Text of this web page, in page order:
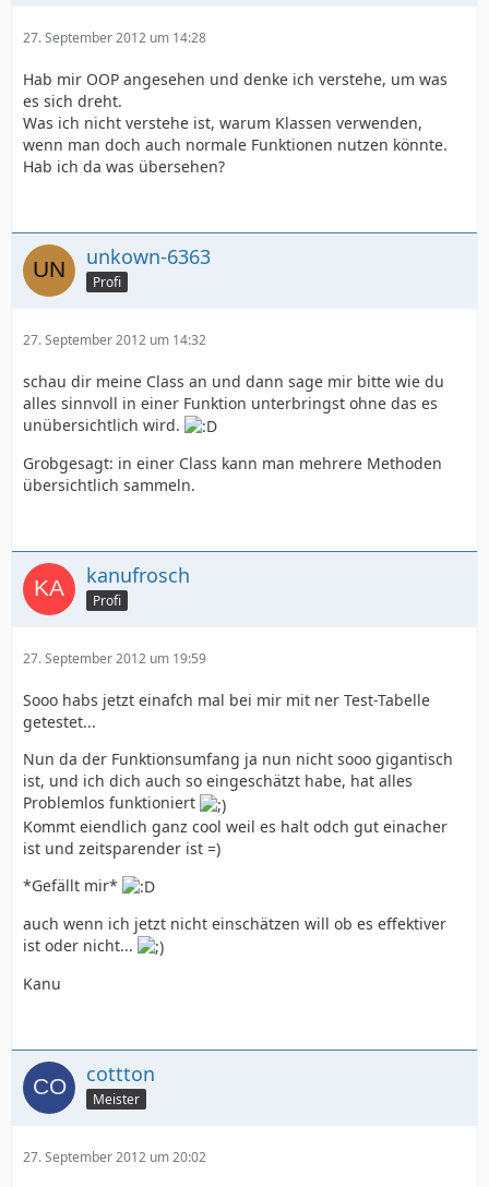
Vor dem gesamten "einfacher, übersichtlicher und
besser" steht i.d.R. ein härterer Lernprozess, der es
aber Wert ist. Die anfänglichen Tränen werden später
durch viel gesparte Zeit wett gemacht - Sie können die
Tränen am Meer trocken lassen, wo andere immer noch
an derselben Aufgabe prozedural programmieren.
Ein weiterer großer Vorteil entsteht, dass Sie selbst
einsetzen könnenund dadurchmassig Zeit sparen.
27. September 2012 um 14:28
Hab mir OOP angesehen und denke ich verstehe, um was
es sich dreht.
Was ich nicht verstehe ist, warum Klassen verwenden,
wenn man doch auch normale Funktionen nutzen könnte.
Hab ich da was übersehen?
unkown-6363
Profi
27. September 2012 um 14:32
schau dir meine Class an und dann sage mir bitte wie du
alles sinnvoll in einer Funktion unterbringst ohne das es
unübersichtlich wird.
Grobgesagt: in einer Class kann man mehrere Methoden
übersichtlich sammeln.
kanufrosch
Profi
27. September 2012 um 19:59
Sooo habs jetzt einafch mal bei mir mit ner Test-Tabelle
getestet...
Nun da der Funktionsumfang ja nun nicht sooo gigantisch
ist, und ich dich auch so eingeschätzt habe, hat alles
Problemlos funktioniert
Kommt eiendlich ganz cool weil es halt odch gut einacher
ist und zeitsparender ist =)
*Gefällt mir*
auch wenn ich jetzt nicht einschätzen will ob es effektiver
ist oder nicht...
Kanu
cottton
Meister
27. September 2012 um 20:02